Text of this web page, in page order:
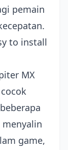
pemain
to install
MX
menyalin
game,